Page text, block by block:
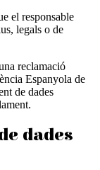
el responsable
legals o de
reclamació
Espanyola de
de dades
dades